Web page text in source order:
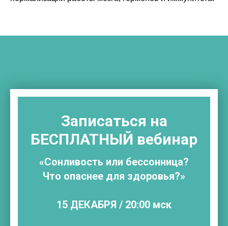
Записаться на
БЕСПЛАТНЫЙ вебинар
«Сонливость или бессонница?
Что опаснее для здоровья?»
15 ДЕКАБРЯ / 20:00 мск